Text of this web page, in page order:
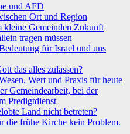
und AFD
Ort und Region
kleine Gemeinden Zukunft
tragen müssen
für Israel und uns
das alles zulassen?
Wert und Praxis für heute
Gemeindearbeit, bei der
Predigtdienst
Land nicht betreten?
die frühe Kirche kein Problem.